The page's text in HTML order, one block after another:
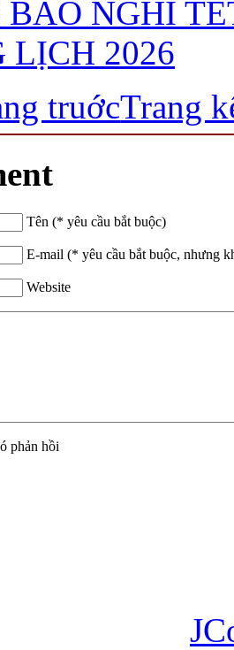
BÁO NGHỈ
LỊCH 2026
truớcTrang
Tên (* yêu cầu bắt buộc)
E-mail (* yêu cầu bắt buộc, nhưng
Website
phản hồi